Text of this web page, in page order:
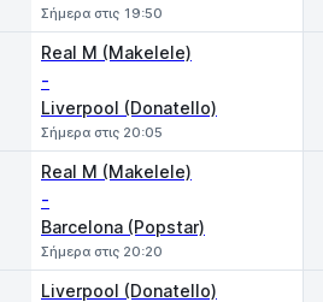
Σήμερα στις 19:50
Real M (Makelele)
-
Liverpool (Donatello)
Σήμερα στις 20:05
Real M (Makelele)
-
Barcelona (Popstar)
Σήμερα στις 20:20
Liverpool (Donatello)